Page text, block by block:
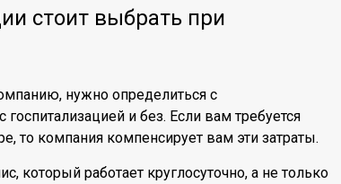
стоит выбрать при
нужно определиться с
и без. Если вам требуется
то компания компенсирует вам эти затраты.
который работает круглосуточно, а не только